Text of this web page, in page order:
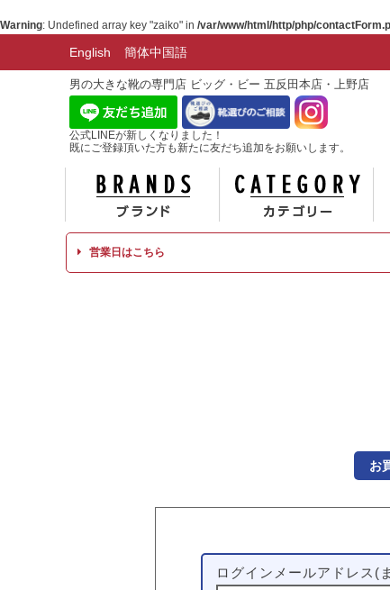
Warning: Undefined array key "zaiko" in /var/www/html/http/php/
English 簡体中国語
男の大きな靴の専門店 ビッグ・ビー 五反田本店・上野店
公式LINEが新しくなりました！
既にご登録頂いた方も新たに友だち追加をお願いします。
ブランド
営業日はこちら
お
ログインメールアドレス(